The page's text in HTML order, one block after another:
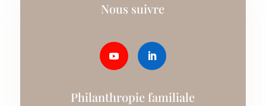
Nous suivre
Philanthropie familiale